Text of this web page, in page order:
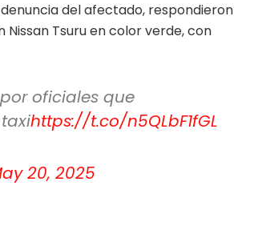
del afectado, respondieron
Tsuru en color verde, con
oficiales que
https://t.co/n5QLbF1fGL
20, 2025